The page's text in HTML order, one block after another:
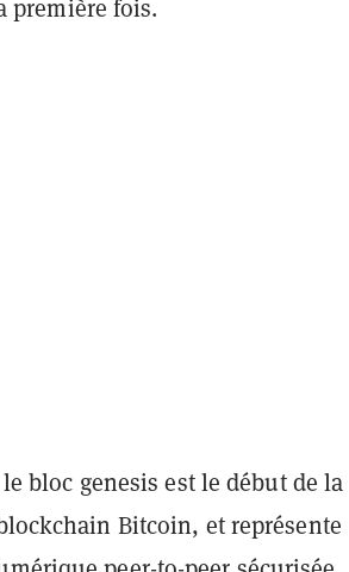
première fois.
bloc genesis est le début de la
Bitcoin, et représente